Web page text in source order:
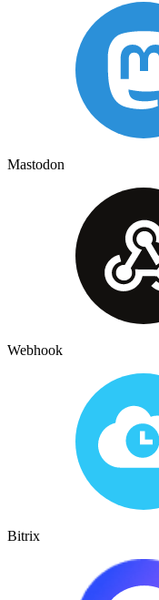
Mastodon
Webhook
Bitrix